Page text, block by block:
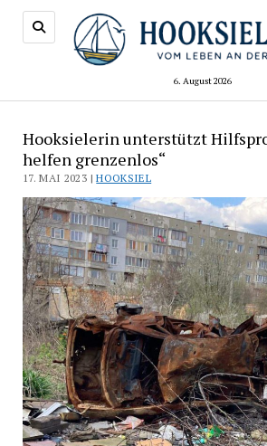
6. August 2026
Hooksielerin unterstützt
helfen grenzenlos“
17. MAI 2023 |HOOKSIEL